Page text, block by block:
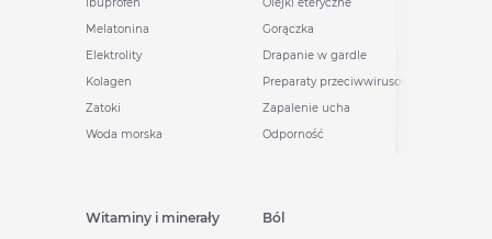
Melatonina
Elektrolity
Kolagen
Zatoki
Woda morska
Gorączka
Drapanie w gardle
Preparaty przeciwwirusowe
Zapalenie ucha
Odporność
Witaminy i minerały Ból